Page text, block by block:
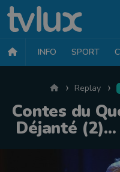
INFO SPORT
AccueilReplay
Contes du
Déjanté